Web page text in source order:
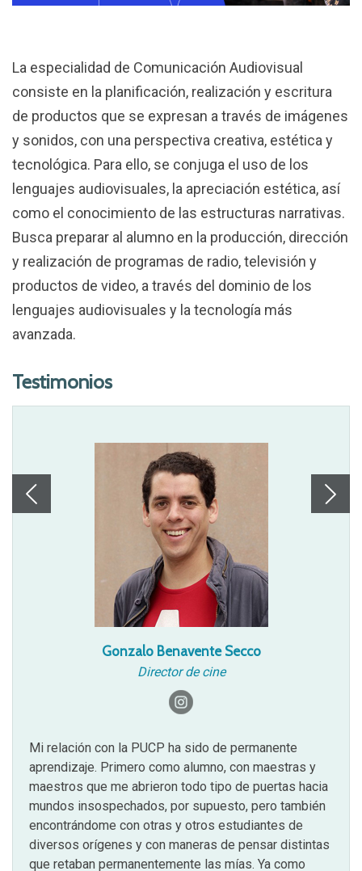
La especialidad de Comunicación Audiovisual
consiste en la planificación, realización y escritura
de productos que se expresan a través de imágenes
y sonidos, con una perspectiva creativa, estética y
tecnológica. Para ello, se conjuga el uso de los
lenguajes audiovisuales, la apreciación estética, así
como el conocimiento de las estructuras narrativas.
Busca preparar al alumno en la producción, dirección
y realización de programas de radio, televisión y
productos de video, a través del dominio de los
lenguajes audiovisuales y la tecnología más
avanzada.
Testimonios
Gonzalo Benavente Secco
Director de cine
Mi relación con la PUCP ha sido de permanente
aprendizaje. Primero como alumno, con maestras y
maestros que me abrieron todo tipo de puertas hacia
mundos insospechados, por supuesto, pero también
encontrándome con otras y otros estudiantes de
diversos orígenes y con maneras de pensar distintas
que retaban permanentemente las mías. Ya como